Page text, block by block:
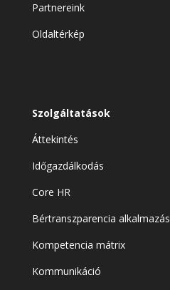
Partnereink
Oldaltérkép
Szolgáltatások
Áttekintés
Időgazdálkodás
Core HR
Bértranszparencia alkalmazás
Kompetencia mátrix
Kommunikáció